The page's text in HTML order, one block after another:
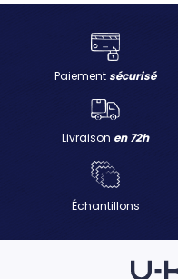
Paiement sécurisé
Livraison en 72h
Échantillons